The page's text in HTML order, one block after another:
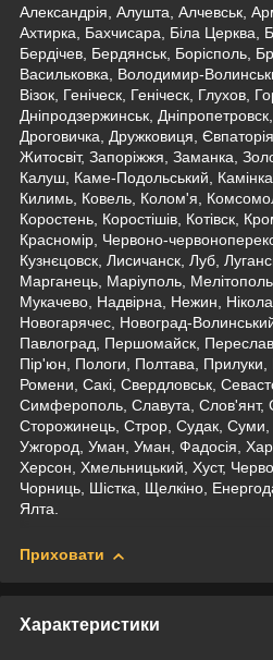
Александрія, Алушта, Алчевськ,
Ахтирка, Бахчисара, Біла Церква,
Бердічев, Бердянськ, Борісполь,
Васильковка, Володимир-
Візок, Геніческ, Геніческ, Глухов,
Дніпродзержинськ,
Дроговичка, Дружковиця,
Житосвіт, Запоріжжя, Заманка,
Калуш, Каме-Подольський,
Килимь, Ковель, Колом'я,
Коростень, Коростішів, Котівск,
Красномір, Червоно-
Кузнєцовск, Лисичанск, Луб,
Марганець, Маріуполь,
Мукачево, Надвірна, Нежин,
Новогарячес, Новоград-
Павлоград, Першомайск,
Пір'юн, Пологи, Полтава, Прилуки,
Ромени, Сакі, Свердловськ,
Симферополь, Славута, Слов'янт,
Сторожинець, Строр, Судак, Суми,
Ужгород, Уман, Уман, Фадосія,
Херсон, Хмельницький, Хуст,
Чорниць, Шістка, Щелкіно,
Ялта.
Приховати
Характеристики